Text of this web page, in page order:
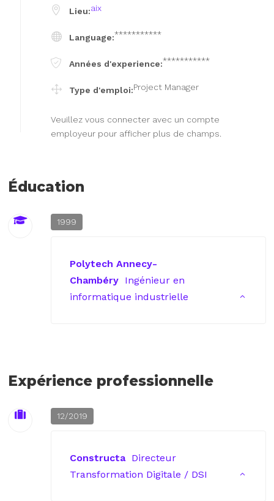
Lieu:aix
Language:***********
Années d'experience:***********
Type d'emploi:Project Manager
Veuillez vous connecter avec un compte
employeur pour afficher plus de champs.
Éducation
1999
Polytech Annecy-
Chambéry Ingénieur en
informatique industrielle
Expérience professionnelle
12/2019
Constructa Directeur
Transformation Digitale / DSI